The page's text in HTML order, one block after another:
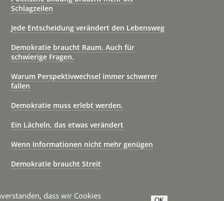
Schlagzeilen
Jede Entscheidung verändert den Lebensweg
Demokratie braucht Raum. Auch für
schwierige Fragen.
Warum Perspektivwechsel immer schwerer
fallen
Demokratie muss erlebt werden.
Ein Lächeln, das etwas verändert
Wenn Informationen nicht mehr genügen
Demokratie braucht Streit
dass wir Cookies